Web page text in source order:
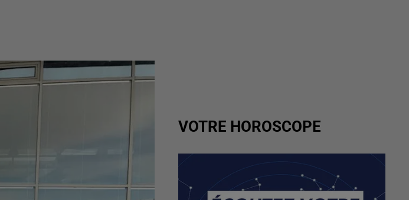
VOTRE HOROSCOPE